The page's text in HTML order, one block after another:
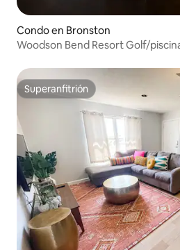
Condo en Bronston
Woodson Bend Resort Golf/
Superanfitrión
Superanfitrión